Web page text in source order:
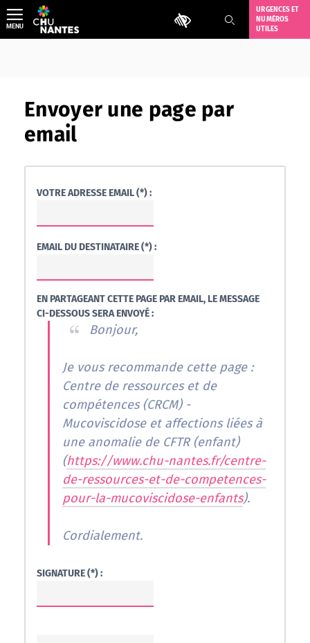
Aller
au
contenu
Outils d'accessibilité
URGENCES ET
NUMÉROS
UTILES
MENU
Envoyer une page par
email
VOTRE ADRESSE EMAIL (*) :
EMAIL DU DESTINATAIRE (*) :
EN PARTAGEANT CETTE PAGE PAR EMAIL, LE MESSAGE
CI-DESSOUS SERA ENVOYÉ :
Bonjour,
Je vous recommande cette page :
Centre de ressources et de
compétences (CRCM) -
Mucoviscidose et affections liées à
une anomalie de CFTR (enfant)
(https://www.chu-nantes.fr/centre-
de-ressources-et-de-competences-
pour-la-mucoviscidose-enfants).
Cordialement.
SIGNATURE (*) :